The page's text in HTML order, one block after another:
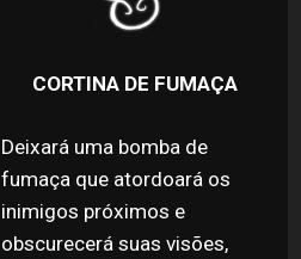
CORTINA DE FUMAÇA
Deixará uma bomba de
fumaça que atordoará os
inimigos próximos e
obscurecerá suas visões,